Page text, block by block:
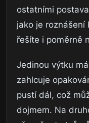
ostatními
jako je roznášení
řešíte i poměrně
Jedinou výtku
zahlcuje
pustí dál, což
dojmem. Na